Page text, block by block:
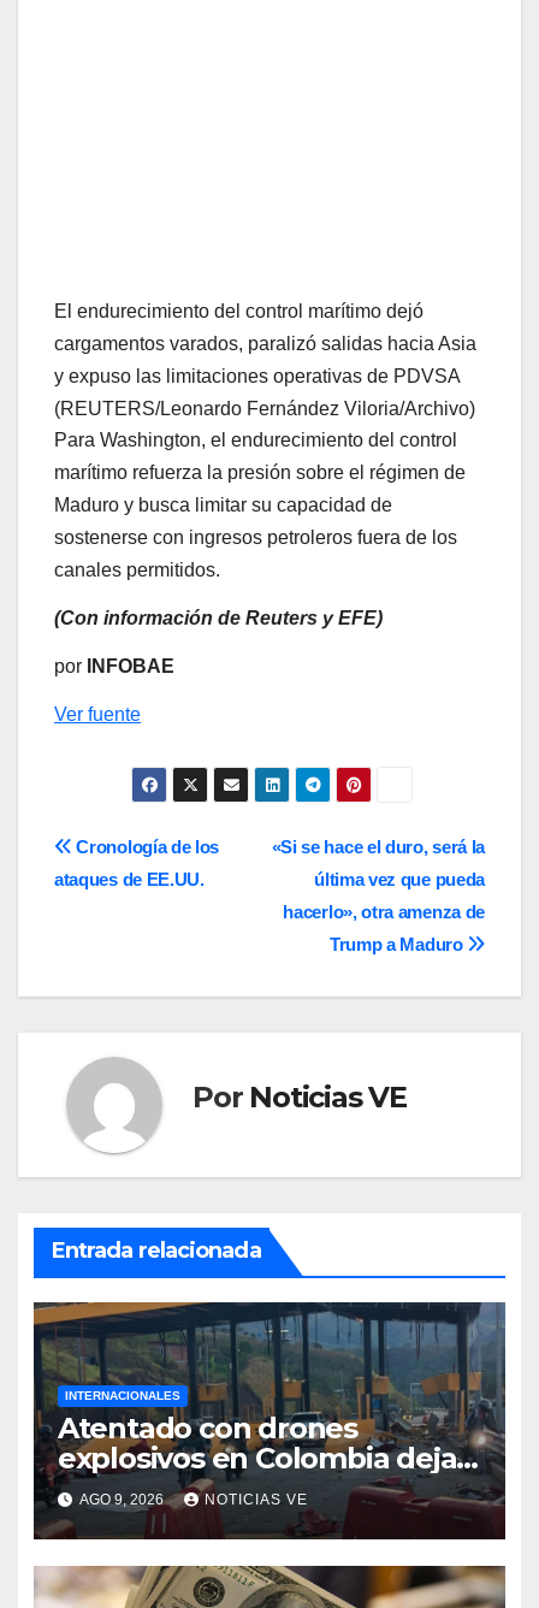
El endurecimiento del control marítimo dejó
cargamentos varados, paralizó salidas hacia Asia
y expuso las limitaciones operativas de PDVSA
(REUTERS/Leonardo Fernández Viloria/Archivo)
Para Washington, el endurecimiento del control
marítimo refuerza la presión sobre el régimen de
Maduro y busca limitar su capacidad de
sostenerse con ingresos petroleros fuera de los
canales permitidos.
(Con información de Reuters y EFE)
por INFOBAE
Ver fuente
Navegación
de
«Si se hace el duro, será la
última vez que pueda
hacerlo», otra amenza de
Trump a Maduro
Cronología de los
ataques de EE.UU.
Por Noticias VE
Entrada relacionada
INTERNACIONALES
Atentado con drones
explosivos en Colombia deja
un policía muerto
AGO 9, 2026 NOTICIAS VE